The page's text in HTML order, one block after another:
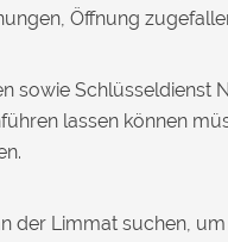
Öffnung
sowie Schlüsseldienst
lassen können
der Limmat suchen,